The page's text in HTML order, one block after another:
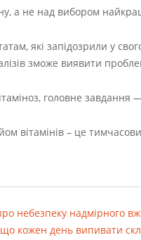
а не над вибором
які запідозрили у
зможе виявити
головне
вітамінів – це
небезпеку надмірного
кожен день випивати